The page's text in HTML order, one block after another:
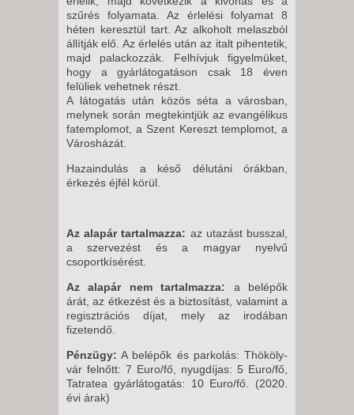
szűrés folyamata. Az érlelési folyamat 8
héten keresztül tart. Az alkoholt melaszból
állítják elő. Az érlelés után az italt pihentetik,
majd palackozzák. Felhívjuk figyelmüket,
hogy a gyárlátogatáson csak 18 éven
felüliek vehetnek részt.
A látogatás után közös séta a városban,
melynek során megtekintjük az evangélikus
fatemplomot, a Szent Kereszt templomot, a
Városházát.
Hazaindulás a késő délutáni órákban,
érkezés éjfél körül.
Az alapár tartalmazza: az utazást busszal,
a szervezést és a magyar nyelvű
csoportkísérést.
Az alapár nem tartalmazza: a belépők
árát, az étkezést és a biztosítást, valamint a
regisztrációs díjat, mely az irodában
fizetendő.
Pénzügy: A belépők és parkolás: Thököly-
vár felnőtt: 7 Euro/fő, nyugdíjas: 5 Euro/fő,
Tatratea gyárlátogatás: 10 Euro/fő. (2020.
évi árak)